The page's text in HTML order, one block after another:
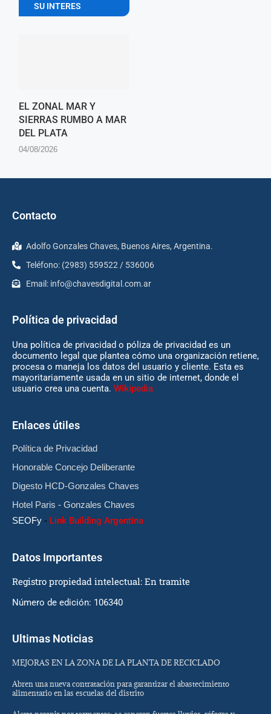
SU INTERES
EL ZONAL MAR Y
SIERRAS RUMBO A MAR
DEL PLATA
04/08/2026
Contacto
Adolfo Gonzales Chaves, Buenos Aires, Argentina.
Teléfono: (2983) 559522 / 536006
Email: info@chavesdigital.com.ar
Política de privacidad
Una política de privacidad o póliza de privacidad es un
documento legal que plantea cómo una organización retiene,
procesa o maneja los datos del usuario y cliente. Esta es
mayoritariamente usada en un sitio de internet, donde el
usuario crea una cuenta. Wikipedia
Enlaces útiles
Política de Privacidad
Honorable Concejo Deliberante
Digesto HCD-Gonzales Chaves
Hotel Paris - Gonzales Chaves
SEOFy - Link Building Argentina
Datos Importantes
Registro propiedad intelectual: En tramite
Número de edición: 106340
Ultimas Noticias
MEJORAS EN LA ZONA DE LA PLANTA DE RECICLADO
Abren una nueva contratación para garantizar el abastecimiento
alimentario en las escuelas del distrito